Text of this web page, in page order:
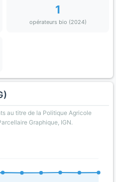
1
opérateurs bio (2024)
au titre de la Politique Agricole
Graphique, IGN.